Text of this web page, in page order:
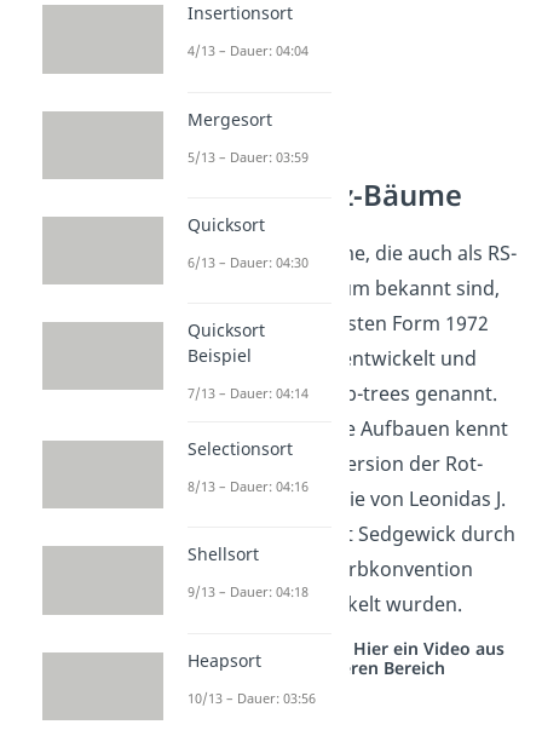
Rot-Schwarz-Bäume
Rot-Schwarz-Bäume, die auch als RS-
Baum oder RB-Baum bekannt sind,
wurden in ihrer ersten Form 1972
von Rudolf Bayer entwickelt und
symmetric binary b-trees genannt.
Auf dieser Variante Aufbauen kennt
man die heutige Version der Rot-
Schwarz-Bäume, die von Leonidas J.
Guibas und Robert Sedgewick durch
die rot-schwarz Farbkonvention
1978 weiterentwickelt wurden.
Studyflix vernetzt: Hier ein Video aus
einem anderen Bereich
Insertionsort
4/13 – Dauer: 04:04
Mergesort
5/13 – Dauer: 03:59
Quicksort
6/13 – Dauer: 04:30
Quicksort
Beispiel
7/13 – Dauer: 04:14
Selectionsort
8/13 – Dauer: 04:16
Shellsort
9/13 – Dauer: 04:18
Heapsort
10/13 – Dauer: 03:56